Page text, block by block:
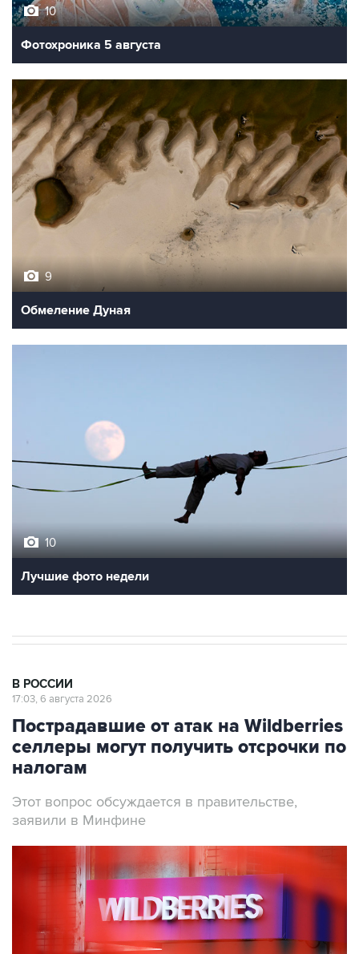
10
Фотохроника 5 августа
9
Обмеление Дуная
10
Лучшие фото недели
В РОССИИ
17:03, 6 августа 2026
Пострадавшие от атак на Wildberries
селлеры могут получить отсрочки по
налогам
Этот вопрос обсуждается в правительстве,
заявили в Минфине